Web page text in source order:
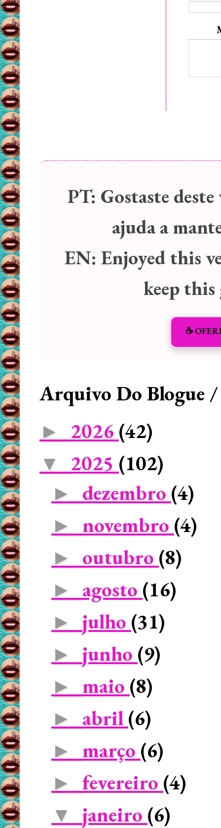
PT: Gostaste
ajuda a
EN: Enjoyed this
keep
☕️
Arquivo Do Blogue
► 2026 (42)
▼ 2025 (102)
► dezembro (4)
► novembro (4)
► outubro (8)
► agosto (16)
► julho (31)
► junho (9)
► maio (8)
► abril (6)
► março (6)
► fevereiro (4)
▼ janeiro (6)